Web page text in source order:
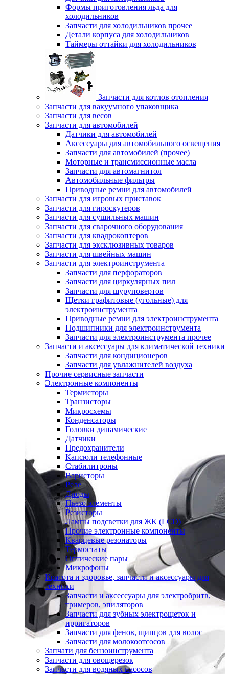
Формы приготовления льда для
холодильников
Запчасти для холодильников прочее
Детали корпуса для холодильников
Таймеры оттайки для холодильников
Запчасти для котлов отопления
Запчасти для вакуумного упаковщика
Запчасти для весов
Запчасти для автомобилей
Датчики для автомобилей
Аксессуары для автомобильного освещения
Запчасти для автомобилей (прочее)
Моторные и трансмиссионные масла
Запчасти для автомагнитол
Автомобильные фильтры
Приводные ремни для автомобилей
Запчасти для игровых приставок
Запчасти для гироскутеров
Запчасти для сушильных машин
Запчасти для сварочного оборудования
Запчасти для квадрокоптеров
Запчасти для эксклюзивных товаров
Запчасти для швейных машин
Запчасти для электроинструмента
Запчасти для перфораторов
Запчасти для циркулярных пил
Запчасти для шуруповертов
Щетки графитовые (угольные) для
электроинструмента
Приводные ремни для электроинструмента
Подшипники для электроинструмента
Запчасти для электроинструмента прочее
Запчасти и аксессуары для климатической техники
Запчасти для кондиционеров
Запчасти для увлажнителей воздуха
Прочие сервисные запчасти
Электронные компоненты
Термисторы
Транзисторы
Микросхемы
Конденсаторы
Головки динамические
Датчики
Предохранители
Капсюли телефонные
Стабилитроны
Варисторы
Реле
Диоды
Пьезо элементы
Резисторы
Лампы подсветки для ЖК (LCD)
Прочие электронные компоненты
Кварцевые резонаторы
Термостаты
Оптические пары
Микрофоны
Красота и здоровье, запчасти и аксессуары для
техники
Запчасти и аксессуары для электробритв,
тримеров, эпиляторов
Запчасти для зубных электрощеток и
ирригаторов
Запчасти для фенов, щипцов для волос
Запчасти для молокоотсосов
Запчати для бензоинструмента
Запчасти для овощерезок
Запчасти для водяных насосов